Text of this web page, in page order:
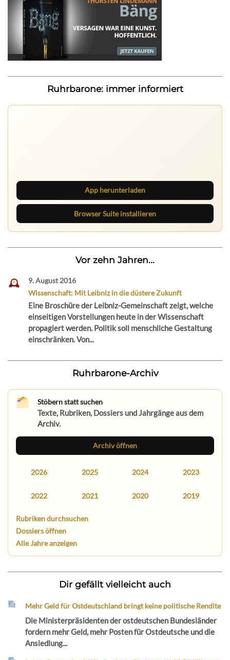
Ruhrbarone: immer informiert
App herunterladen
Browser Suite installieren
Vor zehn Jahren...
9. August 2016
Wissenschaft: Mit Leibniz in die düstere Zukunft
Eine Broschüre der Leibniz-Gemeinschaft zeigt, welche
einseitigen Vorstellungen heute in der Wissenschaft
propagiert werden. Politik soll menschliche Gestaltung
einschränken. Von...
Ruhrbarone-Archiv
Stöbern statt suchen
Texte, Rubriken, Dossiers und Jahrgänge aus dem
Archiv.
Archiv öffnen
2026 2025 2024 2023
2022 2021 2020 2019
Rubriken durchsuchen
Dossiers öffnen
Alle Jahre anzeigen
Dir gefällt vielleicht auch
Mehr Geld für Ostdeutschland bringt keine politische Rendite
Die Ministerpräsidenten der ostdeutschen Bundesländer
fordern mehr Geld, mehr Posten für Ostdeutsche und die
Ansiedlung...